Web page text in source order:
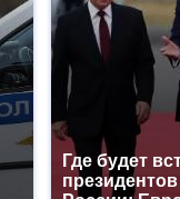
Где будет